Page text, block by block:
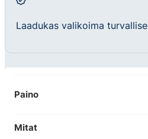
Laadukas valikoima
Paino
Mitat